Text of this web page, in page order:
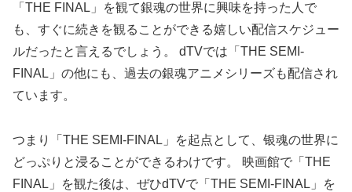
「THE FINAL」を観て銀魂の世界に興味を持った人で
も、すぐに続きを観ることができる嬉しい配信スケジュー
ルだったと言えるでしょう。 dTVでは「THE SEMI-
FINAL」の他にも、過去の銀魂アニメシリーズも配信され
ています。
つまり「THE SEMI-FINAL」を起点として、银魂の世界に
どっぷりと浸ることができるわけです。 映画館で「THE
FINAL」を観た後は、ぜひdTVで「THE SEMI-FINAL」を